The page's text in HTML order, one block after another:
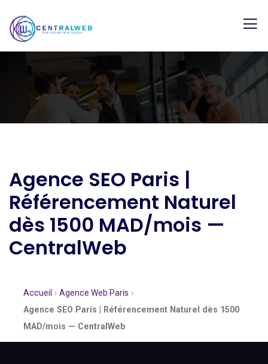
Agence SEO Paris |
Référencement Naturel
dès 1500 MAD/mois —
CentralWeb
Accueil › Agence Web Paris ›
Agence SEO Paris | Référencement Naturel dès 1500
MAD/mois — CentralWeb